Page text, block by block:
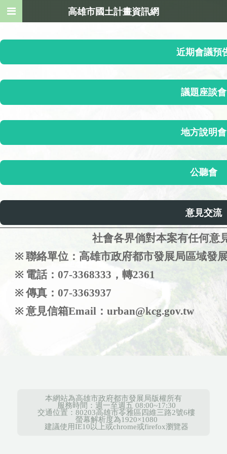
社會各界倘對本案有任何意
※ 聯絡單位：高雄市政府都市發展局區域發
※ 電話：07-3368333，轉2361
※ 傳真：07-3363937
※ 意見信箱Email：urban@kcg.gov.tw
本網站為高雄市政府都市發展局版權所有
服務時間：週一至週五 08:00~17:30
交通位置：80203高雄市苓雅區四維三路2號6樓
螢幕解析度為1920×1080
建議使用IE10以上或chrome或firefox瀏覽器
高雄市國土計畫資訊網